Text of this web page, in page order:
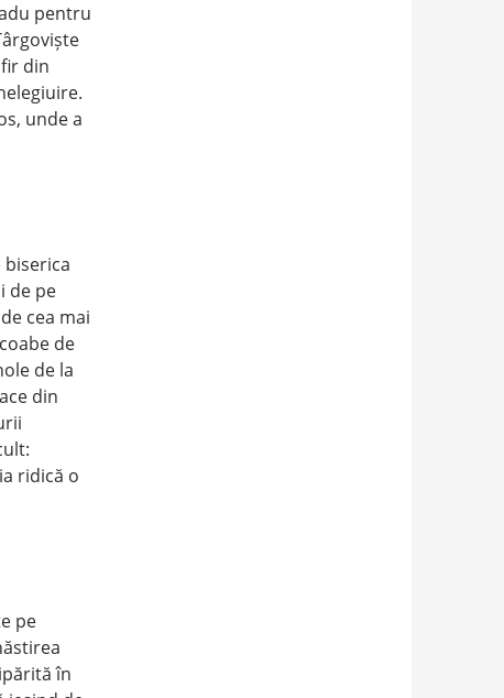
pentru
din
unde a
biserica
de pe
cea mai
de
de la
din
ridică o
pe
în